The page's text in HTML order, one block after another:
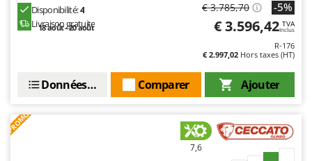
Verdemax
Vesco
Waldner
Disponibilité:4
Livraison gratuite
18 août - 20 août
€ 3.785,70 -5%
€ 3.596,42 TVA
Inclus
R-176
€ 2.997,02 Hors taxes (HT)
Ajouter
Comparer
Données techniques
PROMO
7,6